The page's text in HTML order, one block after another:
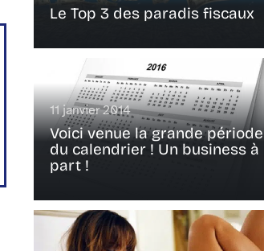
Le Top 3 des paradis fiscaux
11 janvier 2014
Voici venue la grande période
du calendrier ! Un business à
part !